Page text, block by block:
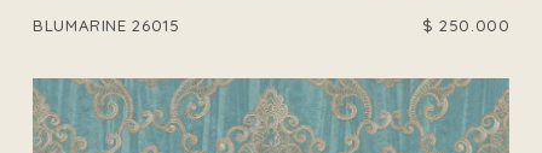
BLUMARINE 26015 $ 250.000